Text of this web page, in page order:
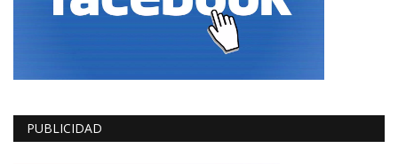
PUBLICIDAD